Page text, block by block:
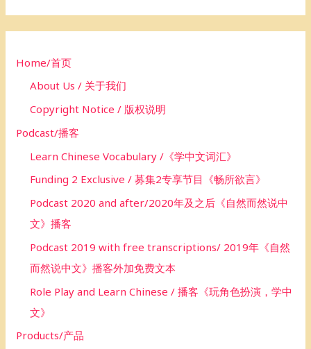
rHome/首页
About Us / 关于我们
Copyright Notice / 版权说明
Podcast/播客
Learn Chinese Vocabulary /《学中文词汇》
Funding 2 Exclusive / 募集2专享节目《畅所欲言》
Podcast 2020 and after/2020年及之后《自然而然说中
文》播客
Podcast 2019 with free transcriptions/ 2019年《自然
而然说中文》播客外加免费文本
Role Play and Learn Chinese / 播客《玩角色扮演，学中
文》
Products/产品